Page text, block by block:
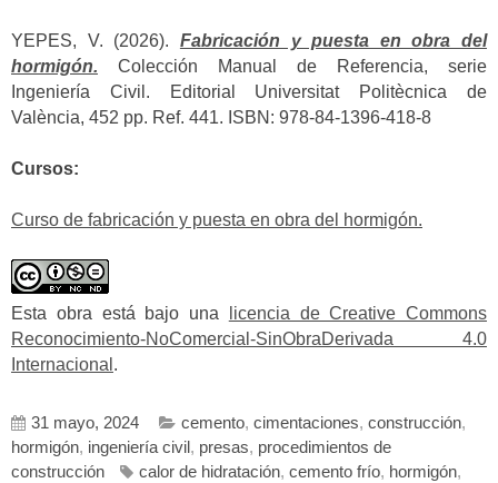
YEPES, V. (2026). Fabricación y puesta en obra del
hormigón. Colección Manual de Referencia, serie
Ingeniería Civil. Editorial Universitat Politècnica de
València, 452 pp. Ref. 441. ISBN: 978-84-1396-418-8
Cursos:
Curso de fabricación y puesta en obra del hormigón.
Esta obra está bajo una
licencia de Creative Commons
Reconocimiento-NoComercial-SinObraDerivada 4.0
Internacional .
31 mayo, 2024 cemento, cimentaciones, construcción,
hormigón, ingeniería civil , presas, procedimientos de
construcción
calor de hidratación, cemento frío, hormigón,